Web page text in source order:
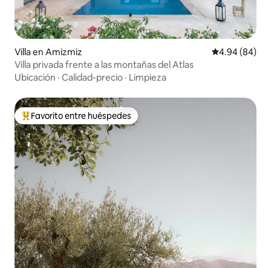
Villa en Amizmiz Calificación
4.94 (84)
Villa privada frente a las montañas del Atlas
Ubicación · Calidad-precio · Limpieza
Favorito entre huéspedes preferido
Favorito entre huéspedes